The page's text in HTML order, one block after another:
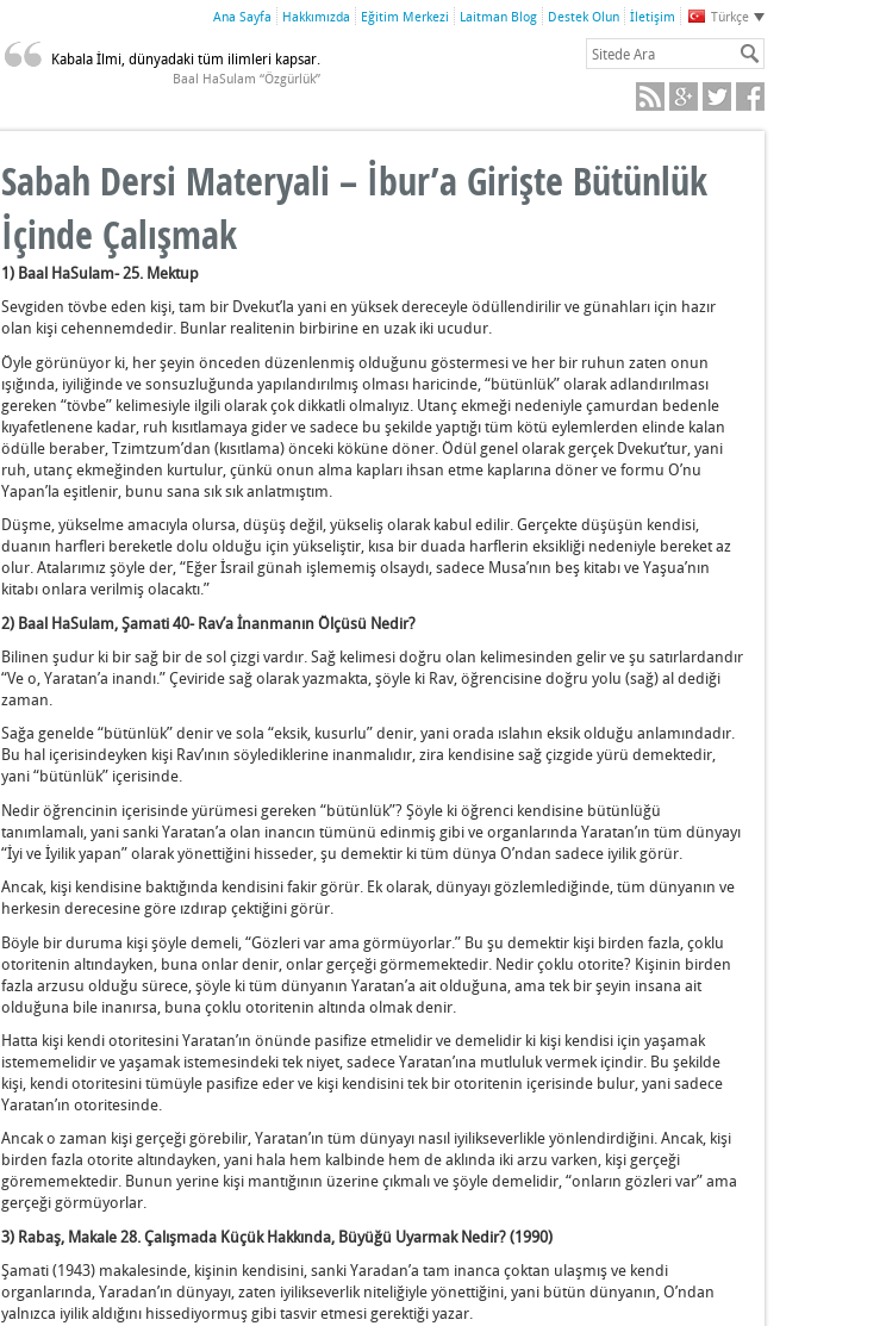
Türkçe
Ana Sayfa Hakkımızda Eğitim Merkezi Laitman Blog Destek Olun İletişim
Kabala İlmi, dünyadaki tüm ilimleri kapsar.
Baal HaSulam “Özgürlük”
Sabah Dersi Materyali – İbur’a Girişte Bütünlük
İçinde Çalışmak
1) Baal HaSulam- 25. Mektup
Sevgiden tövbe eden kişi, tam bir Dvekut’la yani en yüksek dereceyle ödüllendirilir ve günahları için hazır
olan kişi cehennemdedir. Bunlar realitenin birbirine en uzak iki ucudur.
Öyle görünüyor ki, her şeyin önceden düzenlenmiş olduğunu göstermesi ve her bir ruhun zaten onun
ışığında, iyiliğinde ve sonsuzluğunda yapılandırılmış olması haricinde, “bütünlük” olarak adlandırılması
gereken “tövbe” kelimesiyle ilgili olarak çok dikkatli olmalıyız. Utanç ekmeği nedeniyle çamurdan bedenle
kıyafetlenene kadar, ruh kısıtlamaya gider ve sadece bu şekilde yaptığı tüm kötü eylemlerden elinde kalan
ödülle beraber, Tzimtzum’dan (kısıtlama) önceki köküne döner. Ödül genel olarak gerçek Dvekut’tur, yani
ruh, utanç ekmeğinden kurtulur, çünkü onun alma kapları ihsan etme kaplarına döner ve formu O’nu
Yapan’la eşitlenir, bunu sana sık sık anlatmıştım.
Düşme, yükselme amacıyla olursa, düşüş değil, yükseliş olarak kabul edilir. Gerçekte düşüşün kendisi,
duanın harfleri bereketle dolu olduğu için yükseliştir, kısa bir duada harflerin eksikliği nedeniyle bereket az
olur. Atalarımız şöyle der, “Eğer İsrail günah işlememiş olsaydı, sadece Musa’nın beş kitabı ve Yaşua’nın
kitabı onlara verilmiş olacaktı.”
2) Baal HaSulam, Şamati40- Rav’a İnanmanın Ölçüsü Nedir?
Bilinen şudur ki bir sağ bir de sol çizgi vardır. Sağ kelimesi doğru olan kelimesinden gelir ve şu satırlardandır
“Ve o, Yaratan’a inandı.” Çeviride sağ olarak yazmakta, şöyle ki Rav, öğrencisine doğru yolu (sağ) al dediği
zaman.
Sağa genelde “bütünlük” denir ve sola “eksik, kusurlu” denir, yani orada ıslahın eksik olduğu anlamındadır.
Bu hal içerisindeyken kişi Rav’ının söylediklerine inanmalıdır, zira kendisine sağ çizgide yürü demektedir,
yani “bütünlük” içerisinde.
Nedir öğrencinin içerisinde yürümesi gereken “bütünlük”? Şöyle ki öğrenci kendisine bütünlüğü
tanımlamalı, yani sanki Yaratan’a olan inancın tümünü edinmiş gibi ve organlarında Yaratan’ın tüm dünyayı
“İyi ve İyilik yapan” olarak yönettiğini hisseder, şu demektir ki tüm dünya O’ndan sadece iyilik görür.
Ancak, kişi kendisine baktığında kendisini fakir görür. Ek olarak, dünyayı gözlemlediğinde, tüm dünyanın ve
herkesin derecesine göre ızdırap çektiğini görür.
Böyle bir duruma kişi şöyle demeli, “Gözleri var ama görmüyorlar.” Bu şu demektir kişi birden fazla, çoklu
otoritenin altındayken, buna onlar denir, onlar gerçeği görmemektedir. Nedir çoklu otorite? Kişinin birden
fazla arzusu olduğu sürece, şöyle ki tüm dünyanın Yaratan’a ait olduğuna, ama tek bir şeyin insana ait
olduğuna bile inanırsa, buna çoklu otoritenin altında olmak denir.
Hatta kişi kendi otoritesini Yaratan’ın önünde pasifize etmelidir ve demelidir ki kişi kendisi için yaşamak
istememelidir ve yaşamak istemesindeki tek niyet, sadece Yaratan’ına mutluluk vermek içindir. Bu şekilde
kişi, kendi otoritesini tümüyle pasifize eder ve kişi kendisini tek bir otoritenin içerisinde bulur, yani sadece
Yaratan’ın otoritesinde.
Ancak o zaman kişi gerçeği görebilir, Yaratan’ın tüm dünyayı nasıl iyilikseverlikle yönlendirdiğini. Ancak, kişi
birden fazla otorite altındayken, yani hala hem kalbinde hem de aklında iki arzu varken, kişi gerçeği
görememektedir. Bunun yerine kişi mantığının üzerine çıkmalı ve şöyle demelidir, “onların gözleri var” ama
gerçeği görmüyorlar.
3) Rabaş, Makale 28. Çalışmada Küçük Hakkında, Büyüğü Uyarmak Nedir? (1990)
Şamati (1943) makalesinde, kişinin kendisini, sanki Yaradan’a tam inanca çoktan ulaşmış ve kendi
organlarında, Yaradan’ın dünyayı, zaten iyilikseverlik niteliğiyle yönettiğini, yani bütün dünyanın, O’ndan
yalnızca iyilik aldığını hissediyormuş gibi tasvir etmesi gerektiği yazar.